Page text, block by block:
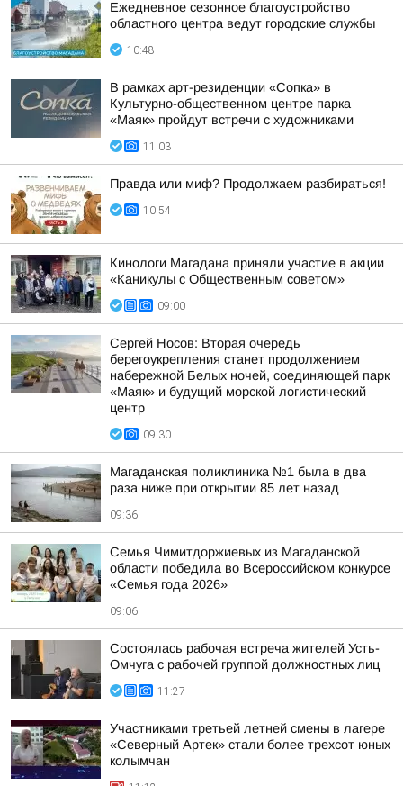
Ежедневное сезонное благоустройство
областного центра ведут городские службы
10:48
В рамках арт-резиденции «Сопка» в
Культурно-общественном центре парка
«Маяк» пройдут встречи с художниками
11:03
Правда или миф? Продолжаем разбираться!
10:54
Кинологи Магадана приняли участие в акции
«Каникулы с Общественным советом»
09:00
Сергей Носов: Вторая очередь
берегоукрепления станет продолжением
набережной Белых ночей, соединяющей парк
«Маяк» и будущий морской логистический
центр
09:30
Магаданская поликлиника №1 была в два
раза ниже при открытии 85 лет назад
09:36
Семья Чимитдоржиевых из Магаданской
области победила во Всероссийском конкурсе
«Семья года 2026»
09:06
Состоялась рабочая встреча жителей Усть-
Омчуга с рабочей группой должностных лиц
11:27
Участниками третьей летней смены в лагере
«Северный Артек» стали более трехсот юных
колымчан